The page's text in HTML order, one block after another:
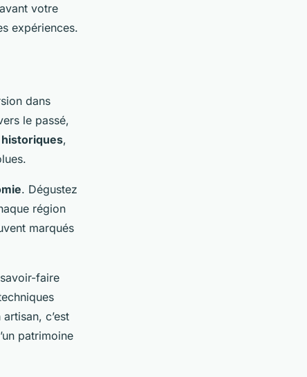
votre
expériences.
dans
le passé,
,
. Dégustez
région
marqués
faire
c’est
patrimoine